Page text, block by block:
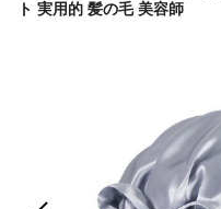
ト 実用的 髪の毛 美容師